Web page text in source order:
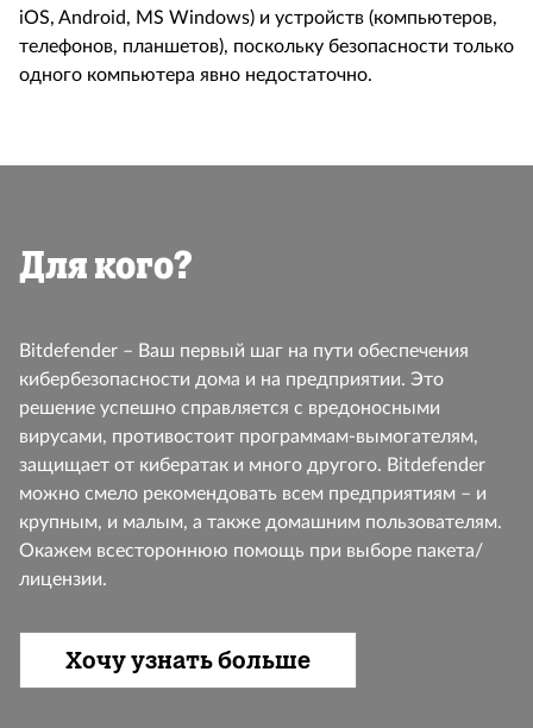
iOS, Android, MS Windows) и устройств (компьютеров,
телефонов, планшетов), поскольку безопасности только
одного компьютера явно недостаточно.
Для кого?
Bitdefender – Ваш первый шаг на пути обеспечения
кибербезопасности дома и на предприятии. Это
решение успешно справляется с вредоносными
вирусами, противостоит программам-вымогателям,
защищает от кибератак и много другого. Bitdefender
можно смело рекомендовать всем предприятиям – и
крупным, и малым, а также домашним пользователям.
Окажем всестороннюю помощь при выборе пакета/
лицензии.
Хочу узнать больше